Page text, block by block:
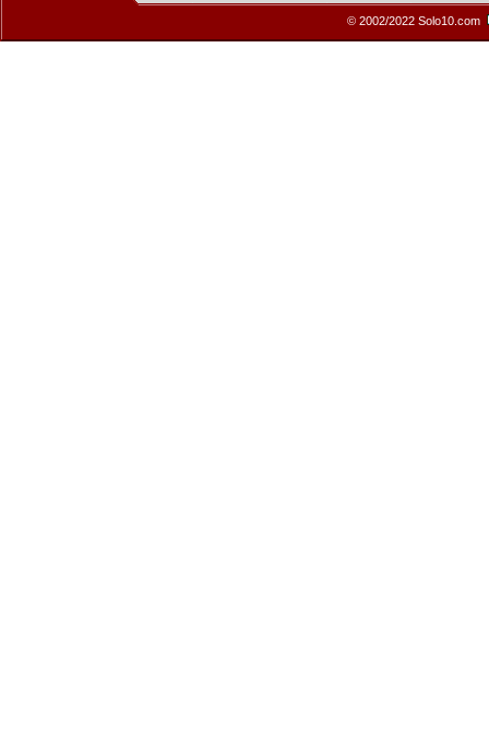
© 2002/2022 Solo10.com